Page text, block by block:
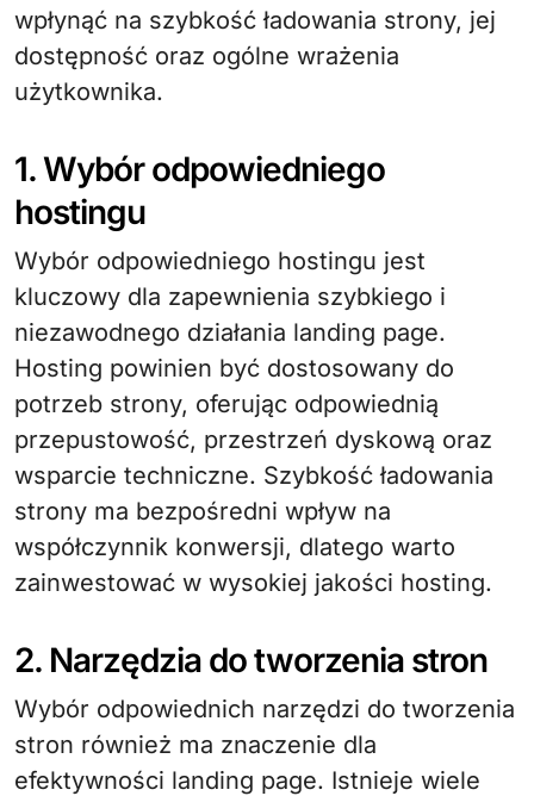
wpłynąć na szybkość ładowania strony, jej
dostępność oraz ogólne wrażenia
użytkownika.
1. Wybór odpowiedniego
hostingu
Wybór odpowiedniego hostingu jest
kluczowy dla zapewnienia szybkiego i
niezawodnego działania landing page.
Hosting powinien być dostosowany do
potrzeb strony, oferując odpowiednią
przepustowość, przestrzeń dyskową oraz
wsparcie techniczne. Szybkość ładowania
strony ma bezpośredni wpływ na
współczynnik konwersji, dlatego warto
zainwestować w wysokiej jakości hosting.
2. Narzędzia do tworzenia stron
Wybór odpowiednich narzędzi do tworzenia
stron również ma znaczenie dla
efektywności landing page. Istnieje wiele